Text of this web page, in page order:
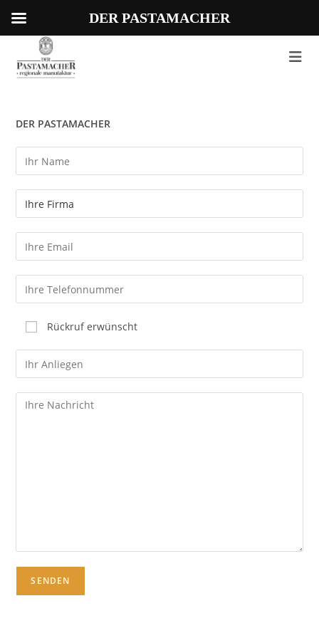
Inhalt
springen
DER PASTAMACHER
Rückruf erwünscht
DER PASTAMACHER